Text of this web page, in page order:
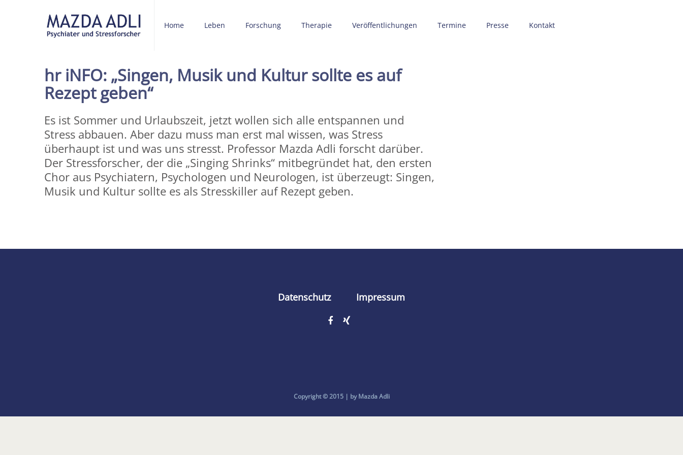
Home Leben Forschung Therapie Veröffentlichungen Termine Presse Kontakt
hr iNFO: „Singen, Musik und Kultur sollte es auf
Rezept geben“
Es ist Sommer und Urlaubszeit, jetzt wollen sich alle entspannen und
Stress abbauen. Aber dazu muss man erst mal wissen, was Stress
überhaupt ist und was uns stresst. Professor Mazda Adli forscht darüber.
Der Stressforscher, der die „Singing Shrinks“ mitbegründet hat, den ersten
Chor aus Psychiatern, Psychologen und Neurologen, ist überzeugt: Singen,
Musik und Kultur sollte es als Stresskiller auf Rezept geben.
Datenschutz Impressum
Copyright © 2015 | by Mazda Adli